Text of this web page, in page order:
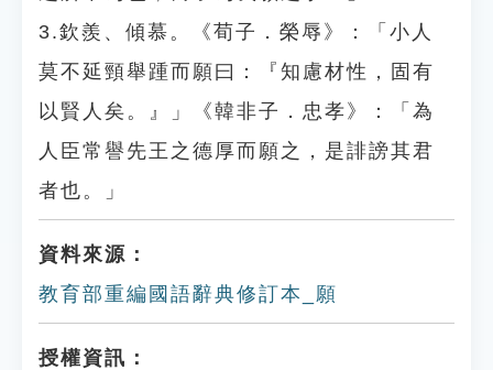
3.欽羨、傾慕。《荀子．榮辱》：「小人
莫不延頸舉踵而願曰：『知慮材性，固有
以賢人矣。』」《韓非子．忠孝》：「為
人臣常譽先王之德厚而願之，是誹謗其君
者也。」
資料來源：
教育部重編國語辭典修訂本_願
授權資訊：